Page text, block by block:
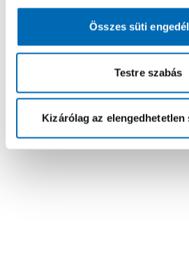
Összes süti
Testre szabás
Kizárólag az